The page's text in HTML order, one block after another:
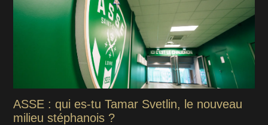
ASSE : qui es-tu Tamar Svetlin, le nouveau
milieu stéphanois ?